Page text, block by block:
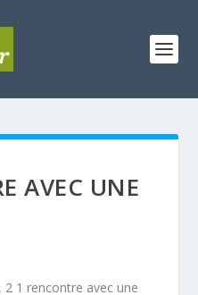
AVEC UNE
1 rencontre avec une